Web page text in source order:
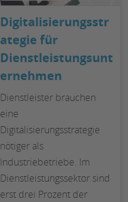
Digitalisierungsstr
ategie für
Dienstleistungsunt
ernehmen
Dienstleister brauchen
eine
Digitalisierungsstrategie
nötiger als
Industriebetriebe. Im
Dienstleistungssektor sind
erst drei Prozent der